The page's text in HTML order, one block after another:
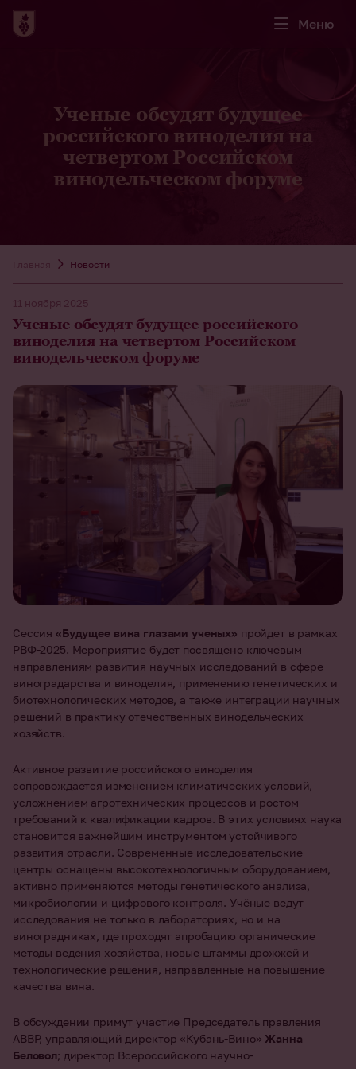
Меню
Ученые обсудят будущее
российского виноделия на
четвертом Российском
винодельческом форуме
Главная Новости
11 ноября 2025
Ученые обсудят будущее российского
виноделия на четвертом Российском
винодельческом форуме
Сессия «Будущее вина глазами ученых» пройдет в рамках
РВФ-2025. Мероприятие будет посвящено ключевым
направлениям развития научных исследований в сфере
виноградарства и виноделия, применению генетических и
биотехнологических методов, а также интеграции научных
решений в практику отечественных винодельческих
хозяйств.
Активное развитие российского виноделия
сопровождается изменением климатических условий,
усложнением агротехнических процессов и ростом
требований к квалификации кадров. В этих условиях наука
становится важнейшим инструментом устойчивого
развития отрасли. Современные исследовательские
центры оснащены высокотехнологичным оборудованием,
активно применяются методы генетического анализа,
микробиологии и цифрового контроля. Учёные ведут
исследования не только в лабораториях, но и на
виноградниках, где проходят апробацию органические
методы ведения хозяйства, новые штаммы дрожжей и
технологические решения, направленные на повышение
качества вина.
В обсуждении примут участие Председатель правления
АВВР, управляющий директор «Кубань-Вино» Жанна
Беловол; директор Всероссийского научно-